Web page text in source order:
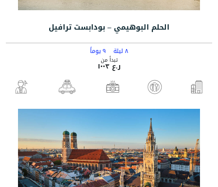
الحلم البوهيمي – بودابست ترافيل
٨ ليلة ٩ يوماً
تبدأ من
ر.ع ١٠٠٣